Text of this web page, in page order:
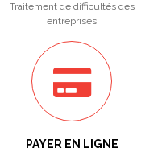
Traitement de difficultés des
entreprises
PAYER EN LIGNE